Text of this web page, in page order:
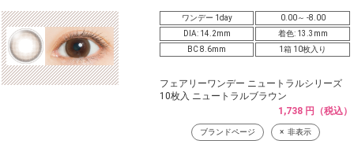
ワンデー 1day
0.00～ -8.00
DIA: 14.2mm
着色: 13.3mm
BC 8.6mm
1箱 10枚入り
フェアリーワンデー ニュートラルシリーズ
10枚入 ニュートラルブラウン
1,738 円（税込）
ブランドページ 非表示